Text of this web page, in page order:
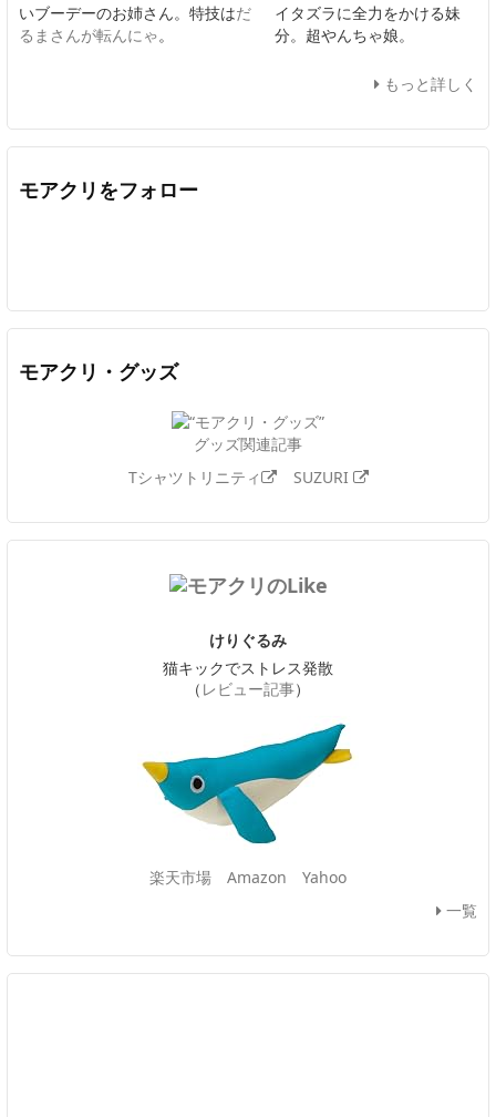
いブーデーのお姉さん。特技はだ
るまさんが転んにゃ。
イタズラに全力をかける妹
分。超やんちゃ娘。
もっと詳しく
モアクリをフォロー
モアクリ・グッズ
グッズ関連記事
Tシャツトリニティ
SUZURI
けりぐるみ
猫キックでストレス発散
（ レビュー記事）
楽天市場 Amazon
Yahoo
一覧